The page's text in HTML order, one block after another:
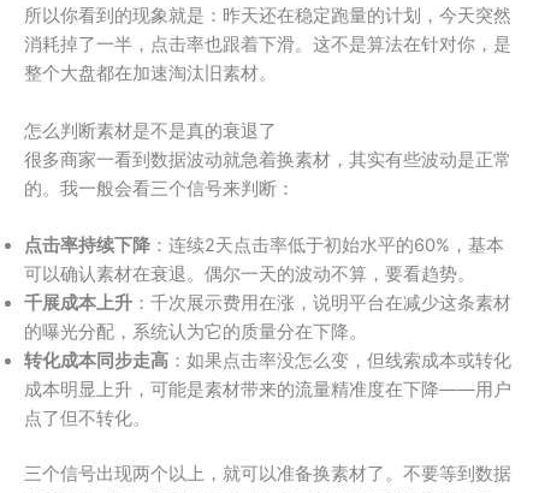
所以你看到的现象就是：昨天还在稳定跑量的计划，今天突然
消耗掉了一半，点击率也跟着下滑。这不是算法在针对你，是
整个大盘都在加速淘汰旧素材。
怎么判断素材是不是真的衰退了
很多商家一看到数据波动就急着换素材，其实有些波动是正常
的。我一般会看三个信号来判断：
点击率持续下降 ：连续2天点击率低于初始水平的60%，基本
可以确认素材在衰退。偶尔一天的波动不算，要看趋势。
千展成本上升 ：千次展示费用在涨，说明平台在减少这条素材
的曝光分配，系统认为它的质量分在下降。
转化成本同步走高 ：如果点击率没怎么变，但线索成本或转化
成本明显上升，可能是素材带来的流量精准度在下降——用户
点了但不转化。
三个信号出现两个以上，就可以准备换素材了。不要等到数据